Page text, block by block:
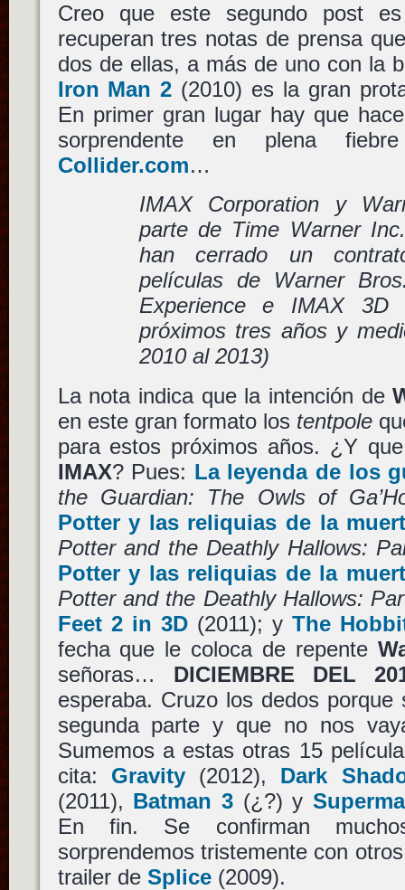
Creo que este segundo post
recuperan tres notas de prensa
dos de ellas, a más de uno con la
Iron Man 2 (2010) es la gran
En primer gran lugar hay que
sorprendente en plena
Collider.com…
IMAX Corporation y
parte de Time Warner
han cerrado un
películas de Warner
Experience e IMAX
próximos tres años y
2010 al 2013)
La nota indica que la intención de
en este gran formato los tentpole
para estos próximos años. ¿Y
IMAX? Pues: La leyenda de los
the Guardian: The Owls of
Potter y las reliquias de la
Potter and the Deathly Hallows:
Potter y las reliquias de la
Potter and the Deathly Hallows:
Feet 2 in 3D(2011); yThe
fecha que le coloca de repente
señoras… DICIEMBRE DEL
esperaba. Cruzo los dedos
segunda parte y que no nos
Sumemos a estas otras 15
cita: Gravity(2012), Dark
(2011), Batman 3(¿?) y
En fin. Se confirman
sorprendemos tristemente con
trailer de Splice(2009).